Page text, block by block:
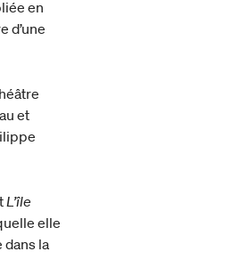
en
d’une
et
L’île
elle
dans la